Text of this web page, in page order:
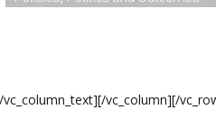
vc_column_text][/vc_column][/